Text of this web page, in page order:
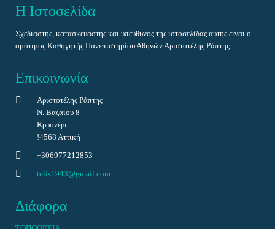
Η ΜΑΧΗ ΤΗΣ ΜΕΡΙΤΣΑΣ (βιβλίο)
Η Ιστοσελίδα
Σχεδιαστής, κατασκευαστής και υπεύθυνος της ιστοσελίδας αυτής είναι ο
ομότιμος Καθηγητής Πανεπιστημίου Αθηνών Αριστοτέλης Ράπτης
Επικοινωνία
Αριστοτέλης Ράπτης
Ν. Βαζαίου 8
Κρυονέρι
!4568 Αττική
+306977212853
telis1943@gmail.com
Διάφορα